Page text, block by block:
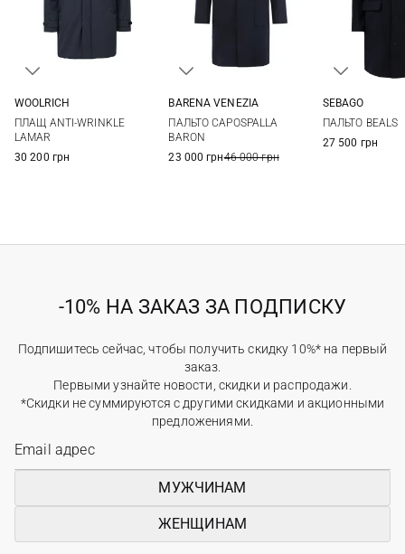
WOOLRICH
ПЛАЩ ANTI-WRINKLE
LAMAR
30 200 грн
56
BARENA VENEZIA
ПАЛЬТО CAPOSPALLA
BARON
23 000 грн46 000 грн
SEBAGO
ПАЛЬТО BEALS
27 500 грн
-10% НА ЗАКАЗ ЗА ПОДПИСКУ
Подпишитесь сейчас, чтобы получить скидку 10%* на первый
заказ.
Первыми узнайте новости, скидки и распродажи.
*Скидки не суммируются с другими скидками и акционными
предложениями.
МУЖЧИНАМ
ЖЕНЩИНАМ